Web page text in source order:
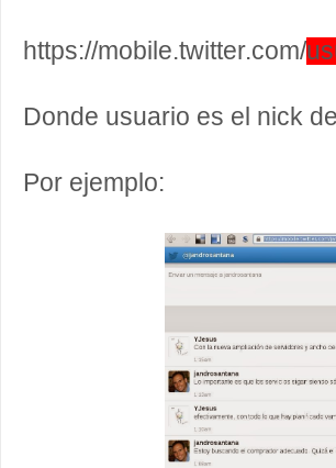
https://mobile.twitter.com/
Donde usuario es el nick
Por ejemplo: